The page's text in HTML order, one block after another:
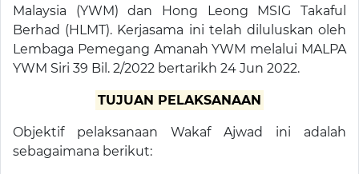
Malaysia (YWM) dan Hong Leong MSIG Takaful
Berhad (HLMT). Kerjasama ini telah diluluskan oleh
Lembaga Pemegang Amanah YWM melalui MALPA
YWM Siri 39 Bil. 2/2022 bertarikh 24 Jun 2022.
TUJUAN PELAKSANAAN
Objektif pelaksanaan Wakaf Ajwad ini adalah
sebagaimana berikut: